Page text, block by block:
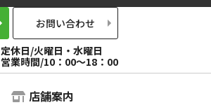
お問い合わせ
定休日/火曜日・水曜日
営業時間/10：00～18：00
店舗案内